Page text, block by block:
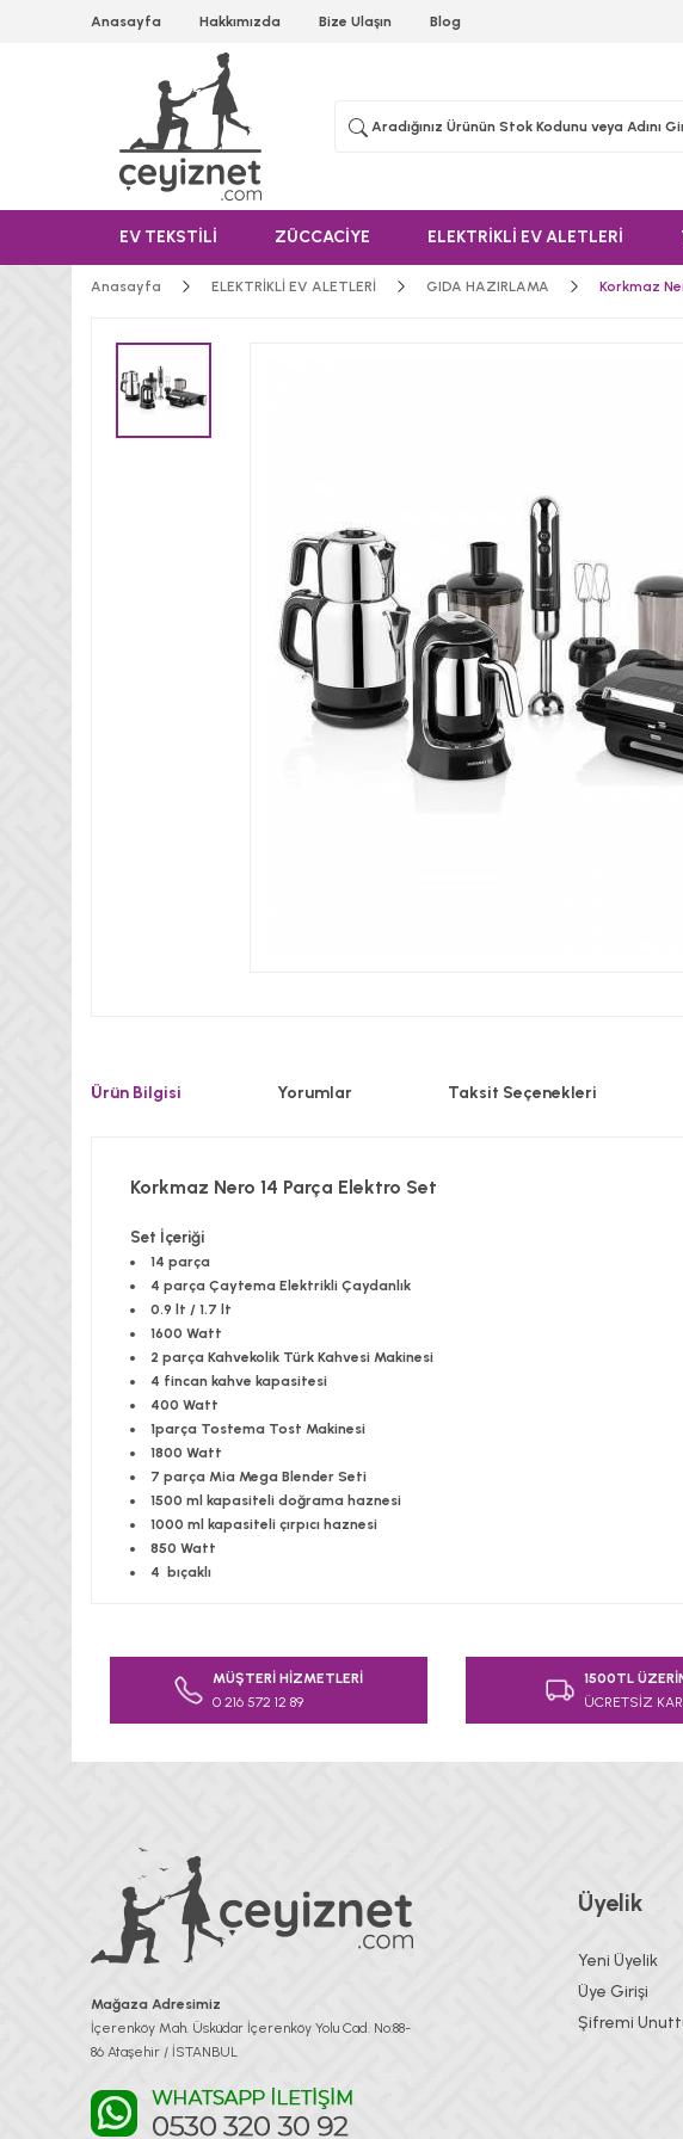
Anasayfa Hakkımızda Bize Ulaşın Blog
EV TEKSTİLİ ZÜCCACİYE ELEKTRİKLİ EV ALETLERİ
Anasayfa ELEKTRİKLİ EV ALETLERİ GIDA HAZIRLAMA Korkmaz
Ürün Bilgisi Yorumlar Taksit Seçenekleri
Korkmaz Nero 14 Parça Elektro Set
Set İçeriği
14 parça
4 parça Çaytema Elektrikli Çaydanlık
0.9 lt / 1.7 lt
1600 Watt
2 parça Kahvekolik Türk Kahvesi Makinesi
4 fincan kahve kapasitesi
400 Watt
1parça Tostema Tost Makinesi
1800 Watt
7 parça Mia Mega Blender Seti
1500 ml kapasiteli doğrama haznesi
1000 ml kapasiteli çırpıcı haznesi
850 Watt
4 bıçaklı
Bu ürünün fiyat bilgisi, resim, ürün açıklamalarında ve diğer konularda
Görüş ve önerileriniz için teşekkür ederiz.
Bu ürüne benzer farklı alternatifler olmalı.
MÜŞTERİ HİZMETLERİ
0 216 572 12 89
1500TL
ÜCRETSİZ
Mağaza Adresimiz
İçerenköy Mah. Üsküdar İçerenköy Yolu Cad. No:88-
86 Ataşehir / İSTANBUL
Üyelik
Yeni Üyelik
Üye Girişi
Şifremi